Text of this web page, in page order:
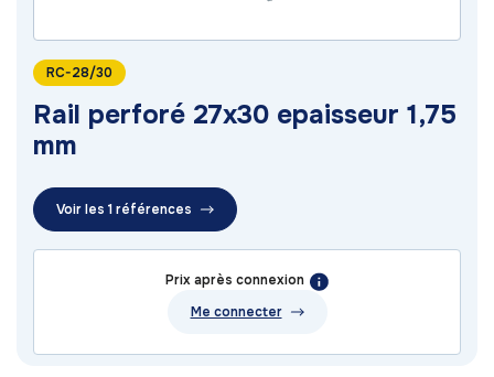
RC-28/30
Rail perforé 27x30 epaisseur 1,75
mm
Voir les 1 références
Prix après connexion
Me connecter